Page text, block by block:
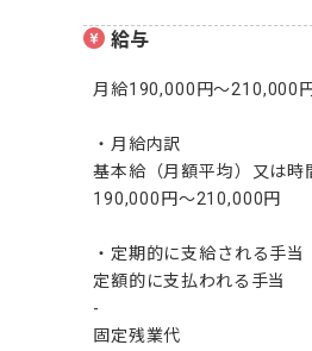
給与
月給190,000円～210,000
・月給内訳
基本給（月額平均）又は時
190,000円～210,000円
・定期的に支給される手当
定額的に支払われる手当
-
固定残業代